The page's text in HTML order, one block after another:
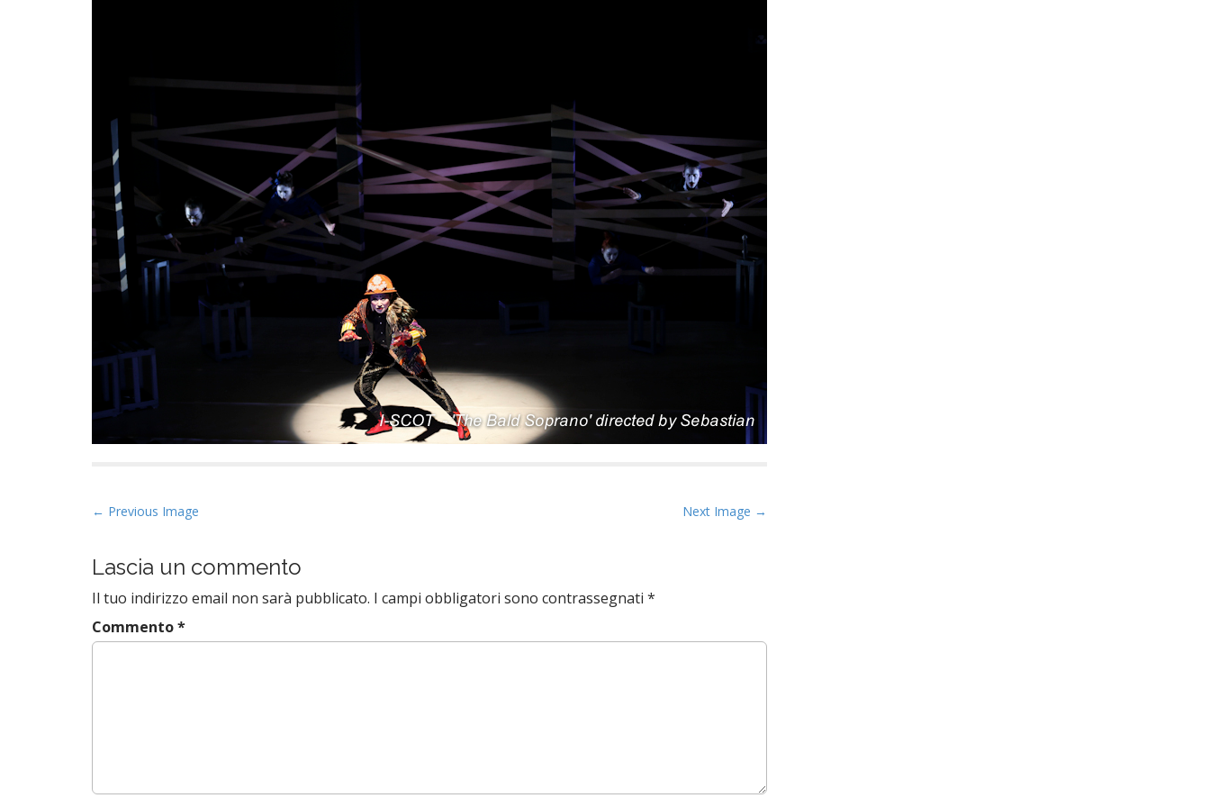
P
s
t
n
a
v
o
← Previous Image Next Image →
Lascia un commento
Il tuo indirizzo email non sarà pubblicato. I campi obbligatori sono contrassegnati *
Commento*